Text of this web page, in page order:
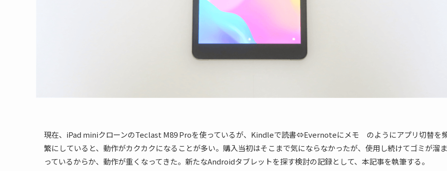
現在、iPad miniクローンのTeclast M89 Proを使っているが、Kindleで読書⇔Evernoteにメモ のようにアプリ切替を
繁にしていると、動作がカクカクになることが多い。購入当初はそこまで気にならなかったが、使用し続けてゴミが溜ま
っているからか、動作が重くなってきた。新たなAndroidタブレットを探す検討の記録として、本記事を執筆する。